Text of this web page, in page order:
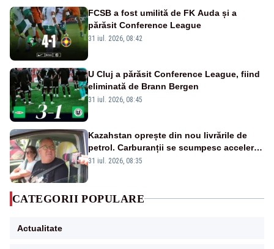
FCSB a fost umilită de FK Auda și a
părăsit Conference League
31 iul. 2026, 08:42
U Cluj a părăsit Conference League, fiind
eliminată de Brann Bergen
31 iul. 2026, 08:45
Kazahstan oprește din nou livrările de
petrol. Carburanții se scumpesc accelerat,
iar românii plătesc nota de plată
31 iul. 2026, 08:35
CATEGORII POPULARE
Actualitate